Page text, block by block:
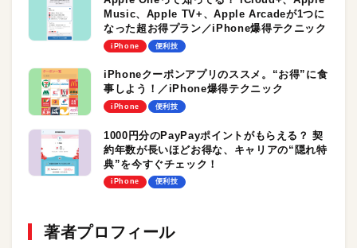
Music、Apple TV+、Apple Arcadeが1つに
なった超お得プラン／iPhone爆得テクニック
iPhone 便利技
iPhoneクーポンアプリのススメ。“お得”に食
事しよう！／iPhone爆得テクニック
iPhone 便利技
1000円分のPayPayポイントがもらえる？ 契
約年数が長いほどお得な、キャリアの“隠れ特
典”を今すぐチェック！
iPhone 便利技
著者プロフィール